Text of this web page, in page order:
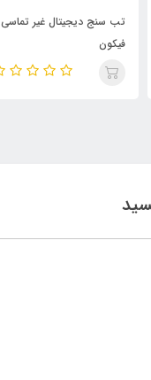
تب سنج دیجیتال غیر تماسی
فیکون